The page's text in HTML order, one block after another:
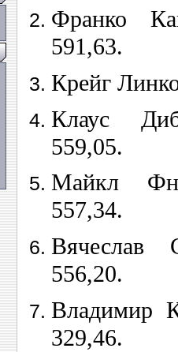
Франко
591,63.
Крейг
Клаус
559,05.
Майкл
557,34.
556,20.
Владимир
329,46.